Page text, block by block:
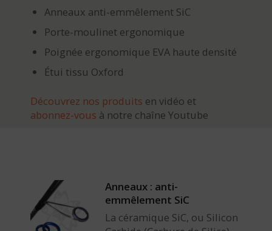
Anneaux anti-emmêlement SiC
Porte-moulinet ergonomique
Poignée ergonomique EVA haute densité
Étui tissu Oxford
Découvrez nos produits en vidéo et
abonnez-vous à notre chaîne Youtube
Anneaux : anti-
emmêlement SiC
La céramique SiC, ou Silicon